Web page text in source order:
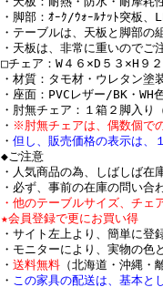
・脚部：ｵｰｸ/ｳｫｰﾙﾅｯﾄ突板、
・テーブルは、天板と脚部の
・天板は、非常に重いのでご
□チェア：W４６×D５３×H９
・材質：タモ材・ウレタン塗
・座面：PVCレザー/BK・WH
・肘無チェア：１箱２脚入り
・ ※肘無チェアは、偶数個で
・ 但し、販売価格の表示は、
◆ご注意
・人気商品の為、しばしば在
・必ず、事前の在庫の問い合
・他のテーブルサイズ、チェ
★会員登録で更にお買い得
・サイト左上より、簡単に登
・モニターにより、実物の色
・ 送料無料 （北海道・沖縄・
・ この家具の配送は、基本と